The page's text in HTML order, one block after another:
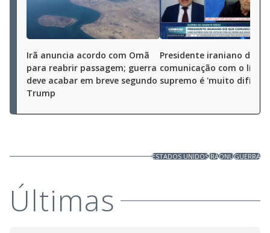
Irã anuncia acordo com Omã
para reabrir passagem; guerra
deve acabar em breve segundo
Trump
Presidente iraniano diz
comunicação com o líder
supremo é 'muito difícil'
ESTADOS UNIDOSIRÃONUGUERRA
Últimas